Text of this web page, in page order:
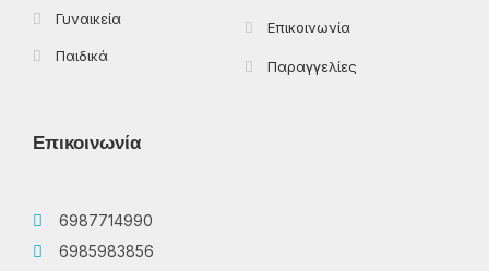
Γυναικεία
Παιδικά
Επικοινωνία
Παραγγελίες
Επικοινωνία
6987714990
6985983856